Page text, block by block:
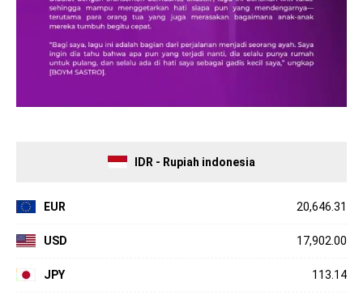
IDR - Rupiah indonesia
EUR 20,646.31
USD 17,902.00
JPY 113.14